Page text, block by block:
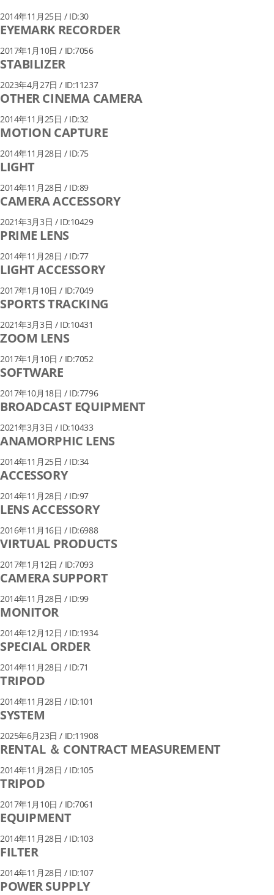
2014年11月25日 / ID:30
EYEMARK RECORDER
2017年1月10日 / ID:7056
STABILIZER
2023年4月27日 / ID:11237
OTHER CINEMA CAMERA
2014年11月25日 / ID:32
MOTION CAPTURE
2014年11月28日 / ID:75
LIGHT
2014年11月28日 / ID:89
CAMERA ACCESSORY
2021年3月3日 / ID:10429
PRIME LENS
2014年11月28日 / ID:77
LIGHT ACCESSORY
2017年1月10日 / ID:7049
SPORTS TRACKING
2021年3月3日 / ID:10431
ZOOM LENS
2017年1月10日 / ID:7052
SOFTWARE
2017年10月18日 / ID:7796
BROADCAST EQUIPMENT
2021年3月3日 / ID:10433
ANAMORPHIC LENS
2014年11月25日 / ID:34
ACCESSORY
2014年11月28日 / ID:97
LENS ACCESSORY
2016年11月16日 / ID:6988
VIRTUAL PRODUCTS
2017年1月12日 / ID:7093
CAMERA SUPPORT
2014年11月28日 / ID:99
MONITOR
2014年12月12日 / ID:1934
SPECIAL ORDER
2014年11月28日 / ID:71
TRIPOD
2014年11月28日 / ID:101
SYSTEM
2025年6月23日 / ID:11908
RENTAL ＆ CONTRACT MEASUREMENT
2014年11月28日 / ID:105
TRIPOD
2017年1月10日 / ID:7061
EQUIPMENT
2014年11月28日 / ID:103
FILTER
2014年11月28日 / ID:107
POWER SUPPLY